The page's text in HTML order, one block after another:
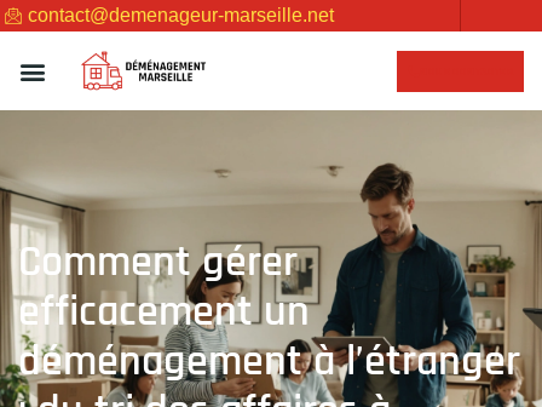
contact@demenageur-marseille.net
Comment gérer
efficacement un
déménagement à l’étranger